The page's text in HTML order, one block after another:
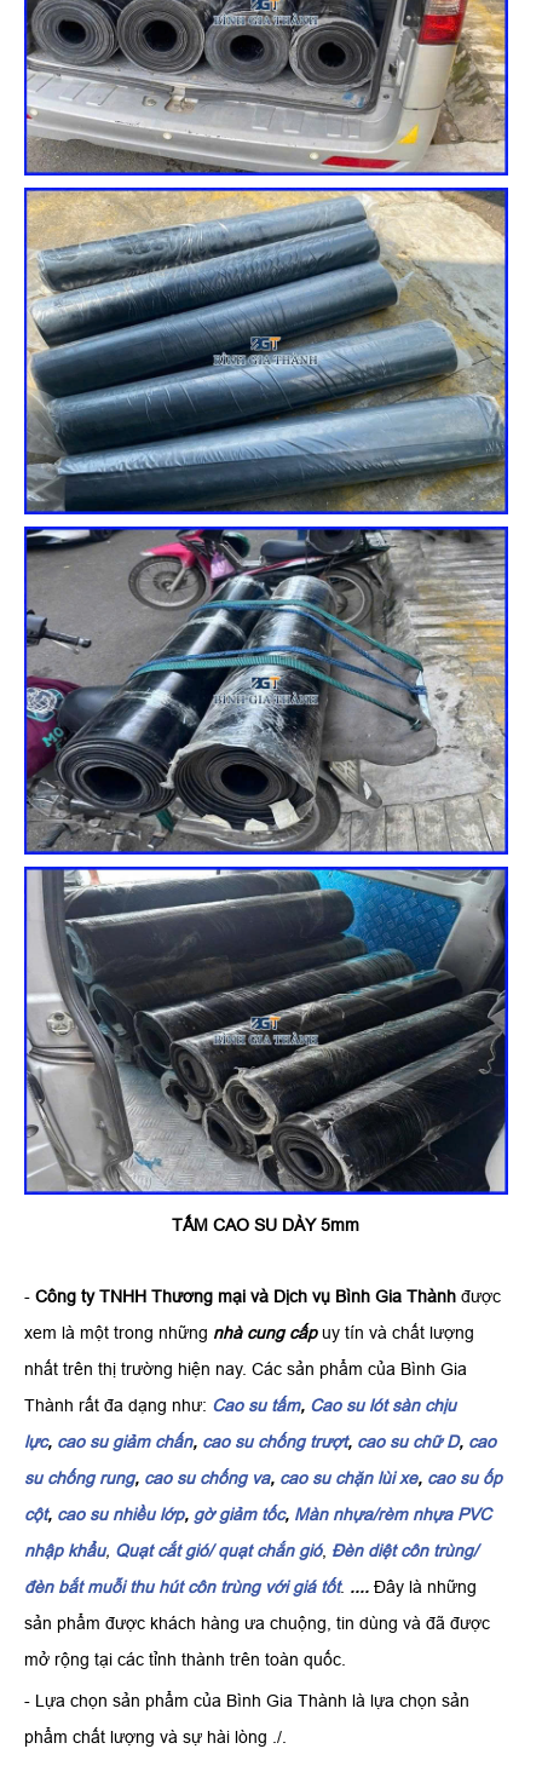
TẤM CAO SU DÀY 5mm
- Công ty TNHH Thương mại và Dịch vụ Bình Gia Thành được
xem là một trong những nhà cung cấpuy tín và chất lượng
nhất trên thị trường hiện nay. Các sản phẩm của Bình Gia
Thành rất đa dạng như: Cao su tấm, Cao su lót sàn chịu
lực, cao su giảm chấn, cao su chống trượt, cao su chữ D, cao
su chống rung, cao su chống va, cao su chặn lùi xe, cao su ốp
cột, cao su nhiều lớp, gờ giảm tốc, Màn nhựa/rèm nhựa PVC
nhập khẩu, Quạt cắt gió/ quạt chắn gió, Đèn diệt côn trùng/
đèn bắt muỗi thu hút côn trùng với giá tốt. .... Đây là những
sản phẩm được khách hàng ưa chuộng, tin dùng và đã được
mở rộng tại các tỉnh thành trên toàn quốc.
- Lựa chọn sản phẩm của Bình Gia Thành là lựa chọn sản
phẩm chất lượng và sự hài lòng ./.